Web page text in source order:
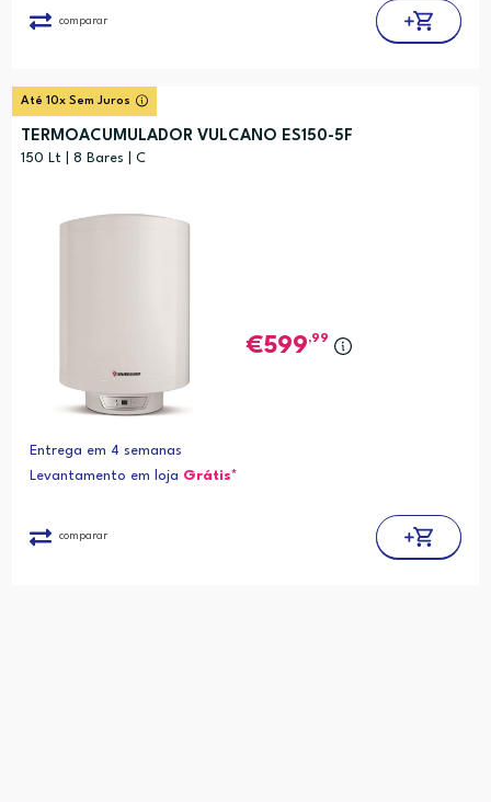
comparar
Até 10x Sem Juros
TERMOACUMULADOR VULCANO ES150-5F
150 Lt | 8 Bares | C
599,99
Entrega em 4 semanas
Levantamento em loja Grátis*
comparar